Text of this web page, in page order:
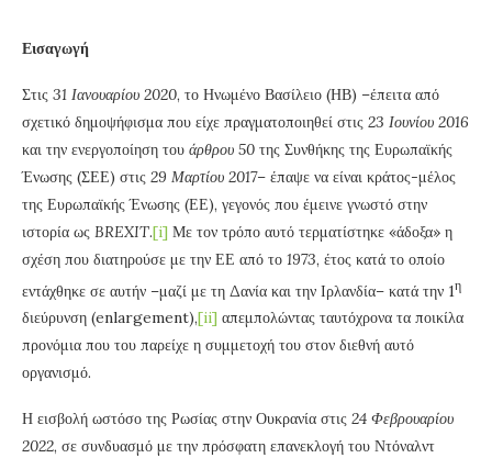
Εισαγωγή
Στις 31 Ιανουαρίου 2020, το Ηνωμένο Βασίλειο (ΗΒ) –έπειτα από
σχετικό δημοψήφισμα που είχε πραγματοποιηθεί στις 23 Ιουνίου 2016
και την ενεργοποίηση του άρθρου 50 της Συνθήκης της Ευρωπαϊκής
Ένωσης (ΣΕΕ) στις 29 Μαρτίου 2017– έπαψε να είναι κράτος-μέλος
της Ευρωπαϊκής Ένωσης (ΕΕ), γεγονός που έμεινε γνωστό στην
ιστορία ως BREXIT.[i] Με τον τρόπο αυτό τερματίστηκε «άδοξα» η
σχέση που διατηρούσε με την ΕΕ από το 1973, έτος κατά το οποίο
εντάχθηκε σε αυτήν –μαζί με τη Δανία και την Ιρλανδία– κατά την 1η
διεύρυνση (enlargement),[ii] απεμπολώντας ταυτόχρονα τα ποικίλα
προνόμια που του παρείχε η συμμετοχή του στον διεθνή αυτό
οργανισμό.
Η εισβολή ωστόσο της Ρωσίας στην Ουκρανία στις 24 Φεβρουαρίου
2022, σε συνδυασμό με την πρόσφατη επανεκλογή του Ντόναλντ